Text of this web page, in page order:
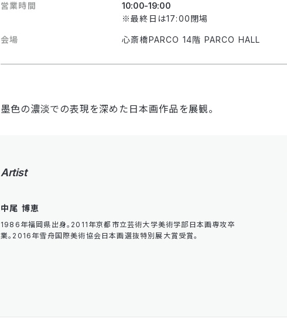
営業時間
10:00-19:00
※最終日は17:00閉場
会場 心斎橋PARCO 14階 PARCO HALL
墨色の濃淡での表現を深めた日本画作品を展観。
Artist
中尾 博恵
1986年福岡県出身。2011年京都市立芸術大学美術学部日本画専攻卒
業。2016年雪舟国際美術協会日本画選抜特別展大賞受賞。